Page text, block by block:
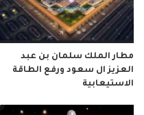
مطار الملك سلمان بن عبد
العزيز ال سعود ورفع الطاقة
الاستيعابية